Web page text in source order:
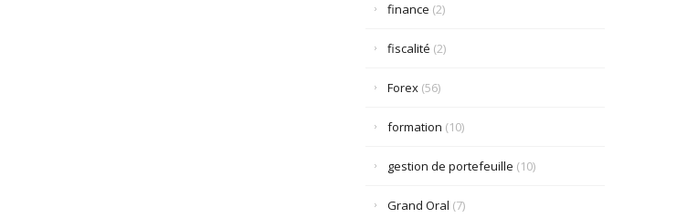
finance (2)
fiscalité (2)
Forex(56)
formation (10)
gestion de portefeuille (10)
Grand Oral (7)